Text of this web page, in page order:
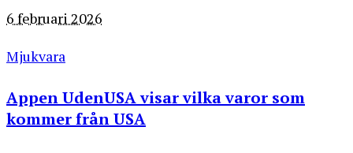
6 februari 2026
Mjukvara
Appen UdenUSA visar vilka varor som
kommer från USA